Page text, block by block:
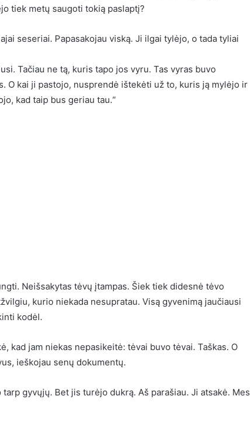
tiek metų saugoti tokią paslaptį?
seseriai. Papasakojau viską. Ji ilgai tylėjo, o tada tyliai
Tačiau ne tą, kuris tapo jos vyru. Tas vyras buvo
O kai ji pastojo, nusprendė ištekėti už to, kuris ją mylėjo ir
kad taip bus geriau tau.“
Neišsakytas tėvų įtampas. Šiek tiek didesnė tėvo
kurio niekada nesupratau. Visą gyvenimą jaučiausi
kodėl.
kad jam niekas nepasikeitė: tėvai buvo tėvai. Taškas. O
ieškojau senų dokumentų.
gyvųjų. Bet jis turėjo dukrą. Aš parašiau. Ji atsakė. Mes